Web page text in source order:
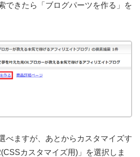
できたら「ブログパーツを作る」を
べますが、あとからカスタマイズす
カスタマイズ用)」を選択しま